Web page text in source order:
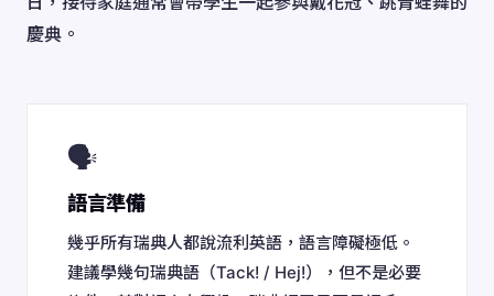
慶典。
🗣️
語言準備
幾乎所有瑞典人都說流利英語，語言障礙極低。
建議學幾句瑞典語（Tack! / Hej!），但不是必要